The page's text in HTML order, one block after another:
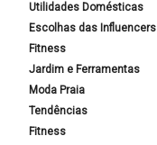
Utilidades Domésticas
Escolhas das Influencers
Fitness
Jardim e Ferramentas
Moda Praia
Tendências
Fitness